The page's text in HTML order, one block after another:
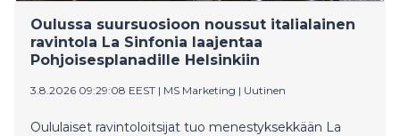
Oulussa suursuosioon noussut italialainen
ravintola La Sinfonia laajentaa
Pohjoisesplanadille Helsinkiin
3.8.2026 09:29:08 EEST | MS Marketing | Uutinen
Oululaiset ravintoloitsijat tuo menestyksekkään La